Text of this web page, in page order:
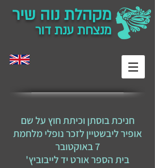
מקהלת נוה שיר
מנצחת ענת דור
חניכת בוסתן וכיתת חוץ על שם
אופיר ליבשטיין לזכר נופלי מלחמת
7 באוקטובר
בית הספר אורט יד לייבוביץ'